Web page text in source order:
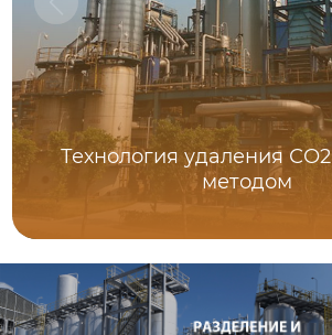
Технология удаления
методом